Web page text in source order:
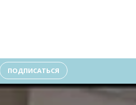
ПОДПИСАТЬСЯ